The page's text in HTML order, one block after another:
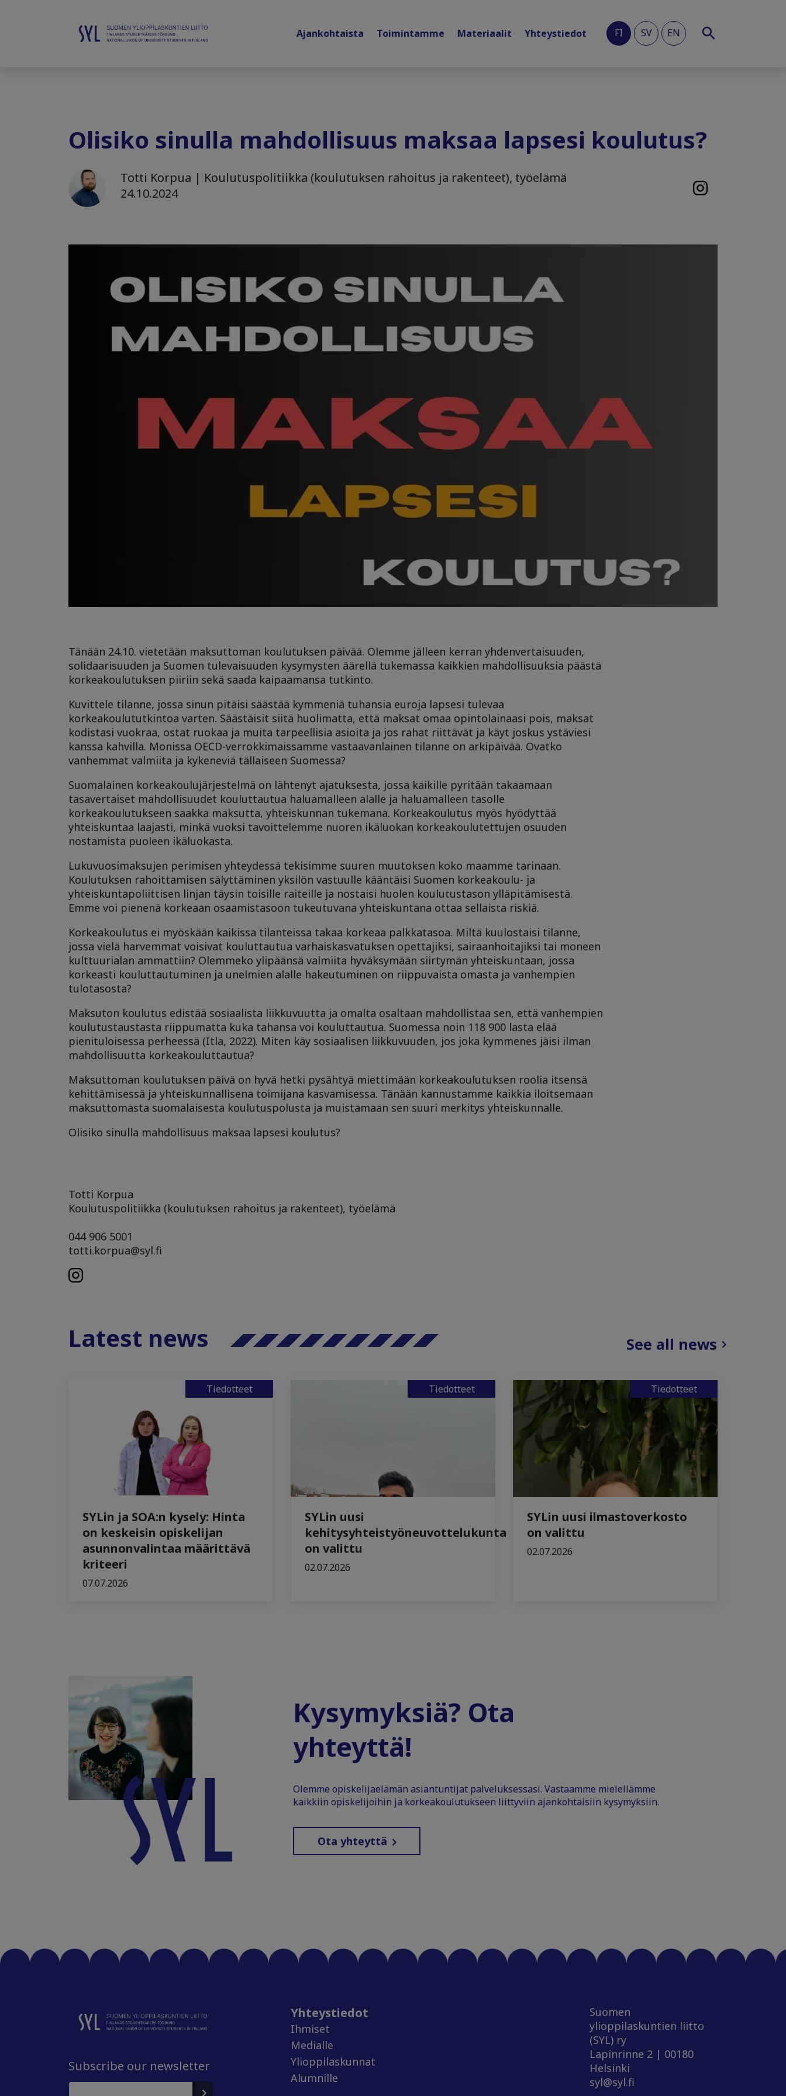
Ajankohtaista Toimintamme Materiaalit Yhteystiedot FI SV EN
Olisiko sinulla mahdollisuus maksaa lapsesi koulutus?
Totti Korpua | Koulutuspolitiikka (koulutuksen rahoitus ja rakenteet), työelämä
24.10.2024
Tänään 24.10. vietetään maksuttoman koulutuksen päivää. Olemme jälleen kerran yhdenvertaisuuden,
solidaarisuuden ja Suomen tulevaisuuden kysymysten äärellä tukemassa kaikkien mahdollisuuksia päästä
korkeakoulutuksen piiriin sekä saada kaipaamansa tutkinto.
Kuvittele tilanne, jossa sinun pitäisi säästää kymmeniä tuhansia euroja lapsesi tulevaa
korkeakoulututkintoa varten. Säästäisit siitä huolimatta, että maksat omaa opintolainaasi pois, maksat
kodistasi vuokraa, ostat ruokaa ja muita tarpeellisia asioita ja jos rahat riittävät ja käyt joskus ystäviesi
kanssa kahvilla. Monissa OECD-verrokkimaissamme vastaavanlainen tilanne on arkipäivää. Ovatko
vanhemmat valmiita ja kykeneviä tällaiseen Suomessa?
Suomalainen korkeakoulujärjestelmä on lähtenyt ajatuksesta, jossa kaikille pyritään takaamaan
tasavertaiset mahdollisuudet kouluttautua haluamalleen alalle ja haluamalleen tasolle
korkeakoulutukseen saakka maksutta, yhteiskunnan tukemana. Korkeakoulutus myös hyödyttää
yhteiskuntaa laajasti, minkä vuoksi tavoittelemme nuoren ikäluokan korkeakoulutettujen osuuden
nostamista puoleen ikäluokasta.
Lukuvuosimaksujen perimisen yhteydessä tekisimme suuren muutoksen koko maamme tarinaan.
Koulutuksen rahoittamisen sälyttäminen yksilön vastuulle kääntäisi Suomen korkeakoulu- ja
yhteiskuntapoliittisen linjan täysin toisille raiteille ja nostaisi huolen koulutustason ylläpitämisestä.
Emme voi pienenä korkeaan osaamistasoon tukeutuvana yhteiskuntana ottaa sellaista riskiä.
Korkeakoulutus ei myöskään kaikissa tilanteissa takaa korkeaa palkkatasoa. Miltä kuulostaisi tilanne,
jossa vielä harvemmat voisivat kouluttautua varhaiskasvatuksen opettajiksi, sairaanhoitajiksi tai moneen
kulttuurialan ammattiin? Olemmeko ylipäänsä valmiita hyväksymään siirtymän yhteiskuntaan, jossa
korkeasti kouluttautuminen ja unelmien alalle hakeutuminen on riippuvaista omasta ja vanhempien
tulotasosta?
Maksuton koulutus edistää sosiaalista liikkuvuutta ja omalta osaltaan mahdollistaa sen, että vanhempien
koulutustaustasta riippumatta kuka tahansa voi kouluttautua. Suomessa noin 118 900 lasta elää
pienituloisessa perheessä (Itla, 2022). Miten käy sosiaalisen liikkuvuuden, jos joka kymmenes jäisi ilman
mahdollisuutta korkeakouluttautua?
Maksuttoman koulutuksen päivä on hyvä hetki pysähtyä miettimään korkeakoulutuksen roolia itsensä
kehittämisessä ja yhteiskunnallisena toimijana kasvamisessa. Tänään kannustamme kaikkia iloitsemaan
maksuttomasta suomalaisesta koulutuspolusta ja muistamaan sen suuri merkitys yhteiskunnalle.
Olisiko sinulla mahdollisuus maksaa lapsesi koulutus?
Totti Korpua
Koulutuspolitiikka (koulutuksen rahoitus ja rakenteet), työelämä
044 906 5001
totti.korpua@syl.fi
Latest news See all news
Tiedotteet
SYLin ja SOA:n kysely: Hinta
on keskeisin opiskelijan
asunnonvalintaa määrittävä
kriteeri
07.07.2026
Tiedotteet
SYLin uusi
kehitysyhteistyöneuvottelukunta
on valittu
02.07.2026
Tiedotteet
SYLin uusi ilmastoverkosto
on valittu
02.07.2026
Kysymyksiä? Ota
yhteyttä!
Olemme opiskelijaelämän asiantuntijat palveluksessasi. Vastaamme mielellämme
kaikkiin opiskelijoihin ja korkeakoulutukseen liittyviin ajankohtaisiin kysymyksiin.
Ota yhteyttä
Subscribe our newsletter
Yhteystiedot
Ihmiset
Medialle
Ylioppilaskunnat
Alumnille
Suomen
ylioppilaskuntien liitto
(SYL) ry
Lapinrinne 2 | 00180
Helsinki
syl@syl.fi